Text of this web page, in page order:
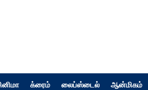
க்ரைம் லைப்ஸ்டைல் ஆன்மிகம்